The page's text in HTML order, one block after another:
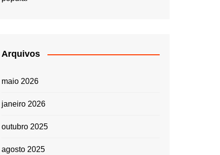
Arquivos
maio 2026
janeiro 2026
outubro 2025
agosto 2025